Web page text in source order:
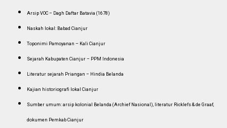
Arsip VOC – Dagh Daftar Batavia (1678)
Naskah lokal: Babad Cianjur
Toponimi Pamoyanan – Kali Cianjur
Sejarah Kabupaten Cianjur – PPM Indonesia
Literatur sejarah Priangan – Hindia Belanda
Kajian historiografi lokal Cianjur
Sumber umum: arsip kolonial Belanda (Archief Nasional), literatur Ricklefs & de Graaf,
dokumen Pemkab Cianjur